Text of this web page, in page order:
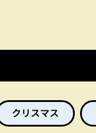
クリスマス